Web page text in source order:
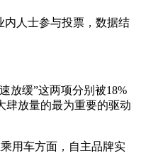
内人士参与投票，数据结
放缓”这两项分别被18%
肆放量的最为重要的驱动
用车方面，自主品牌实